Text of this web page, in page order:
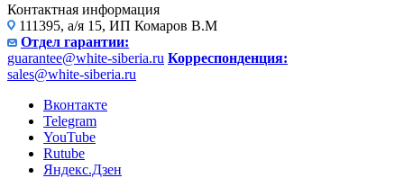
Контактная информация
111395, а/я 15, ИП Комаров В.М
Отдел гарантии:
guarantee@white-siberia.ru Корреспонденция:
sales@white-siberia.ru
Вконтакте
Telegram
YouTube
Rutube
Яндекс.Дзен